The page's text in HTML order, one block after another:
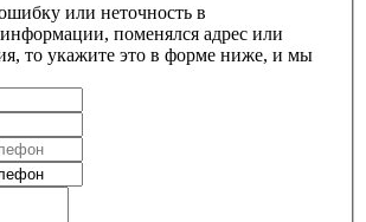
или неточность в
поменялся адрес или
то укажите это в форме ниже, и мы